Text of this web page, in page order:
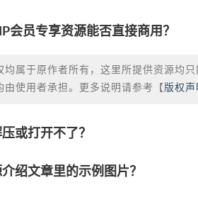
会员专享资源能否直接商用？
均属于原作者所有，这里所提供资源均
由使用者承担。更多说明请参考【 版权声
或打开不了？
绍文章里的示例图片？